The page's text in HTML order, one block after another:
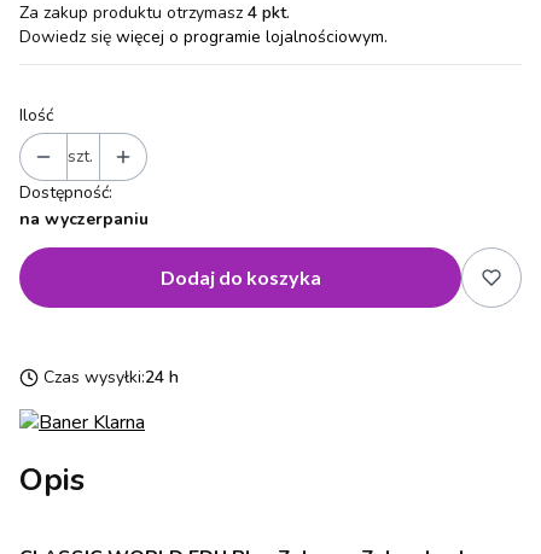
Za zakup produktu otrzymasz 4 pkt.
Dowiedz się więcej o programie lojalnościowym.
Ilość
szt.
Dostępność:
na wyczerpaniu
Dodaj do koszyka
Czas wysyłki:24 h
Opis